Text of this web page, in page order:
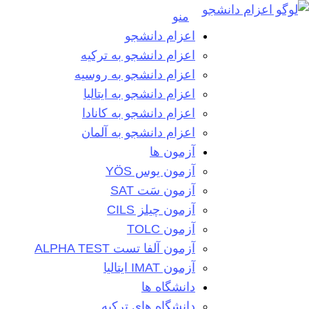
منو
اعزام دانشجو
اعزام دانشجو به ترکیه
اعزام دانشجو به روسیه
اعزام دانشجو به ایتالیا
اعزام دانشجو به کانادا
اعزام دانشجو به آلمان
آزمون ها
آزمون یوس YÖS
آزمون سَت SAT
آزمون چیلز CILS‌
آزمون TOLC
آزمون آلفا تست ALPHA TEST
آزمون IMAT ایتالیا
دانشگاه ها
دانشگاه های ترکیه